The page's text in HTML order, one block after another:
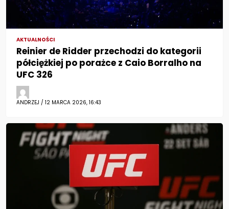
AKTUALNOŚCI
Reinier de Ridder przechodzi do kategorii
półciężkiej po porażce z Caio Borralho na
UFC 326
ANDRZEJ / 12 MARCA 2026, 16:43